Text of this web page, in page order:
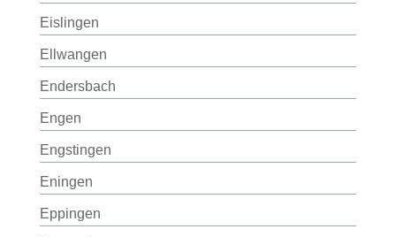
Eislingen
Ellwangen
Endersbach
Engen
Engstingen
Eningen
Eppingen